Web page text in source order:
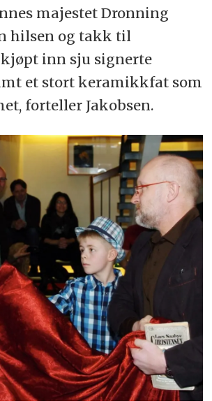
majestet Dronning
hilsen og takk til
inn sju signerte
et stort keramikkfat som
forteller Jakobsen.